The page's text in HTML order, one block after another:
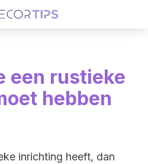
een rustieke
hebben
inrichting heeft, dan